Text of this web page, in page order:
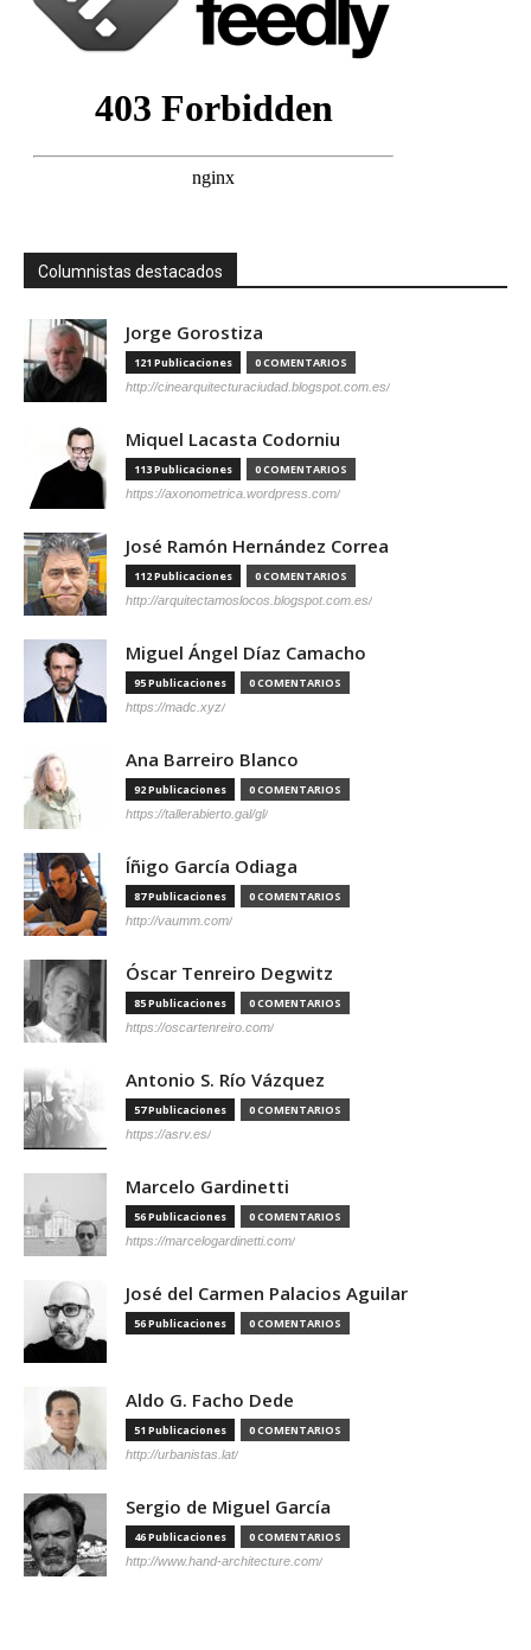
Columnistas destacados
Jorge Gorostiza
121 Publicaciones 0 COMENTARIOS
http://cinearquitecturaciudad.blogspot.com.es/
Miquel Lacasta Codorniu
113 Publicaciones 0 COMENTARIOS
https://axonometrica.wordpress.com/
José Ramón Hernández Correa
112 Publicaciones 0 COMENTARIOS
http://arquitectamoslocos.blogspot.com.es/
Miguel Ángel Díaz Camacho
95 Publicaciones 0 COMENTARIOS
https://madc.xyz/
Ana Barreiro Blanco
92 Publicaciones 0 COMENTARIOS
https://tallerabierto.gal/gl/
Íñigo García Odiaga
87 Publicaciones 0 COMENTARIOS
http://vaumm.com/
Óscar Tenreiro Degwitz
85 Publicaciones 0 COMENTARIOS
https://oscartenreiro.com/
Antonio S. Río Vázquez
57 Publicaciones 0 COMENTARIOS
https://asrv.es/
Marcelo Gardinetti
56 Publicaciones 0 COMENTARIOS
https://marcelogardinetti.com/
José del Carmen Palacios Aguilar
56 Publicaciones 0 COMENTARIOS
Aldo G. Facho Dede
51 Publicaciones 0 COMENTARIOS
http://urbanistas.lat/
Sergio de Miguel García
46 Publicaciones 0 COMENTARIOS
http://www.hand-architecture.com/